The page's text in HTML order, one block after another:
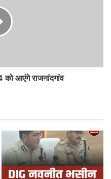
को आएंगे राजनांदगांव